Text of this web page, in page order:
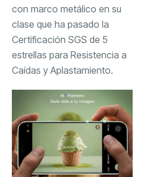
con marco metálico en su
clase que ha pasado la
Certificación SGS de 5
estrellas para Resistencia a
Caídas y Aplastamiento.